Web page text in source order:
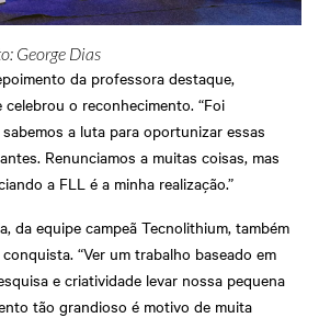
George Dias
da professora destaque,
o reconhecimento. “Foi
a luta para oportunizar essas
Renunciamos a muitas coisas, mas
a FLL é a minha realização.”
da equipe campeã Tecnolithium, também
“Ver um trabalho baseado em
e criatividade levar nossa pequena
tão grandioso é motivo de muita